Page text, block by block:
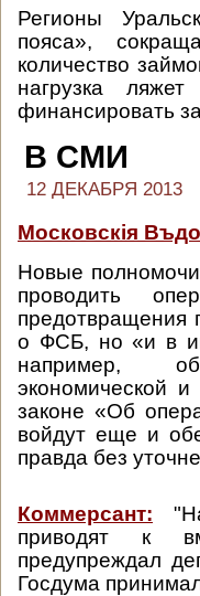
Регионы
пояса»,
количество
нагрузка
финансировать
В СМИ
12 ДЕКАБРЯ 2013
Московскiя
Новые
проводить
предотвращения
о ФСБ, но «и в
например,
экономической
законе «Об
войдут еще и
правда без
Коммерсант:
приводят к
предупреждал
Госдума